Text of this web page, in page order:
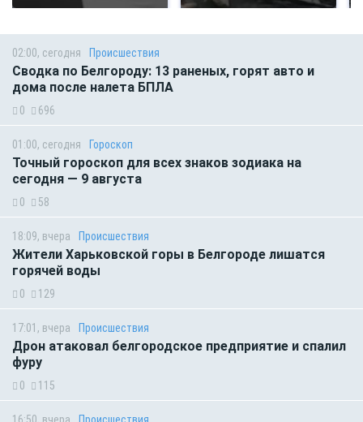
02:00, сегодня Происшествия
Сводка по Белгороду: 13 раненых, горят авто и
дома после налета БПЛА
0 696
01:00, сегодня Гороскоп
Точный гороскоп для всех знаков зодиака на
сегодня — 9 августа
0 58
18:09, вчера Происшествия
Жители Харьковской горы в Белгороде лишатся
горячей воды
0 129
17:01, вчера Происшествия
Дрон атаковал белгородское предприятие и спалил
фуру
0 115